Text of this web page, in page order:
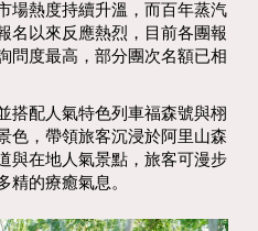
場熱度持續升溫，而百年蒸汽
名以來反應熱烈，目前各團報
問度最高，部分團次名額已相
搭配人氣特色列車福森號與栩
色，帶領旅客沉浸於阿里山森
與在地人氣景點，旅客可漫步
精的療癒氣息。